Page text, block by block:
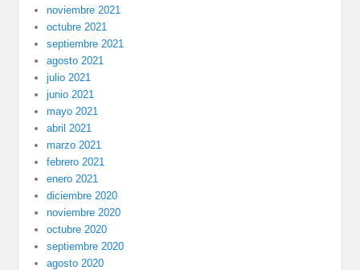
noviembre 2021
octubre 2021
septiembre 2021
agosto 2021
julio 2021
junio 2021
mayo 2021
abril 2021
marzo 2021
febrero 2021
enero 2021
diciembre 2020
noviembre 2020
octubre 2020
septiembre 2020
agosto 2020